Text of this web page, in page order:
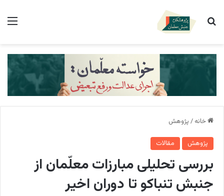
جستجو برای
خانه / پژوهش
پژوهش مقالات
بررسی تحلیلی مبارزات معلّمان از
جنبش تنباکو تا دوران اخیر